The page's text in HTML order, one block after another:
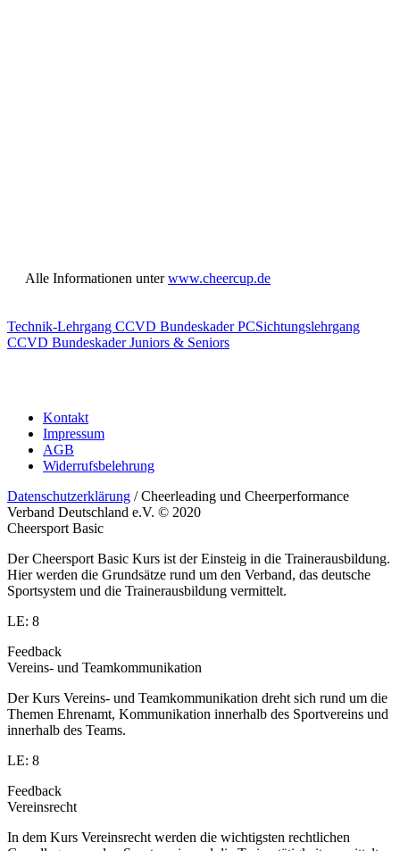
Alle Informationen unterwww.cheercup.de
Technik-Lehrgang CCVD Bundeskader PCSichtungslehrgang
CCVD Bundeskader Juniors & Seniors
Kontakt
Impressum
AGB
Widerrufsbelehrung
Datenschutzerklärung / Cheerleading und Cheerperformance
Verband Deutschland e.V. © 2020
Cheersport Basic
Der Cheersport Basic Kurs ist der Einsteig in die Trainerausbildung.
Hier werden die Grundsätze rund um den Verband, das deutsche
Sportsystem und die Trainerausbildung vermittelt.
LE: 8
Feedback
Vereins- und Teamkommunikation
Der Kurs Vereins- und Teamkommunikation dreht sich rund um die
Themen Ehrenamt, Kommunikation innerhalb des Sportvereins und
innerhalb des Teams.
LE: 8
Feedback
Vereinsrecht
In dem Kurs Vereinsrecht werden die wichtigsten rechtlichen